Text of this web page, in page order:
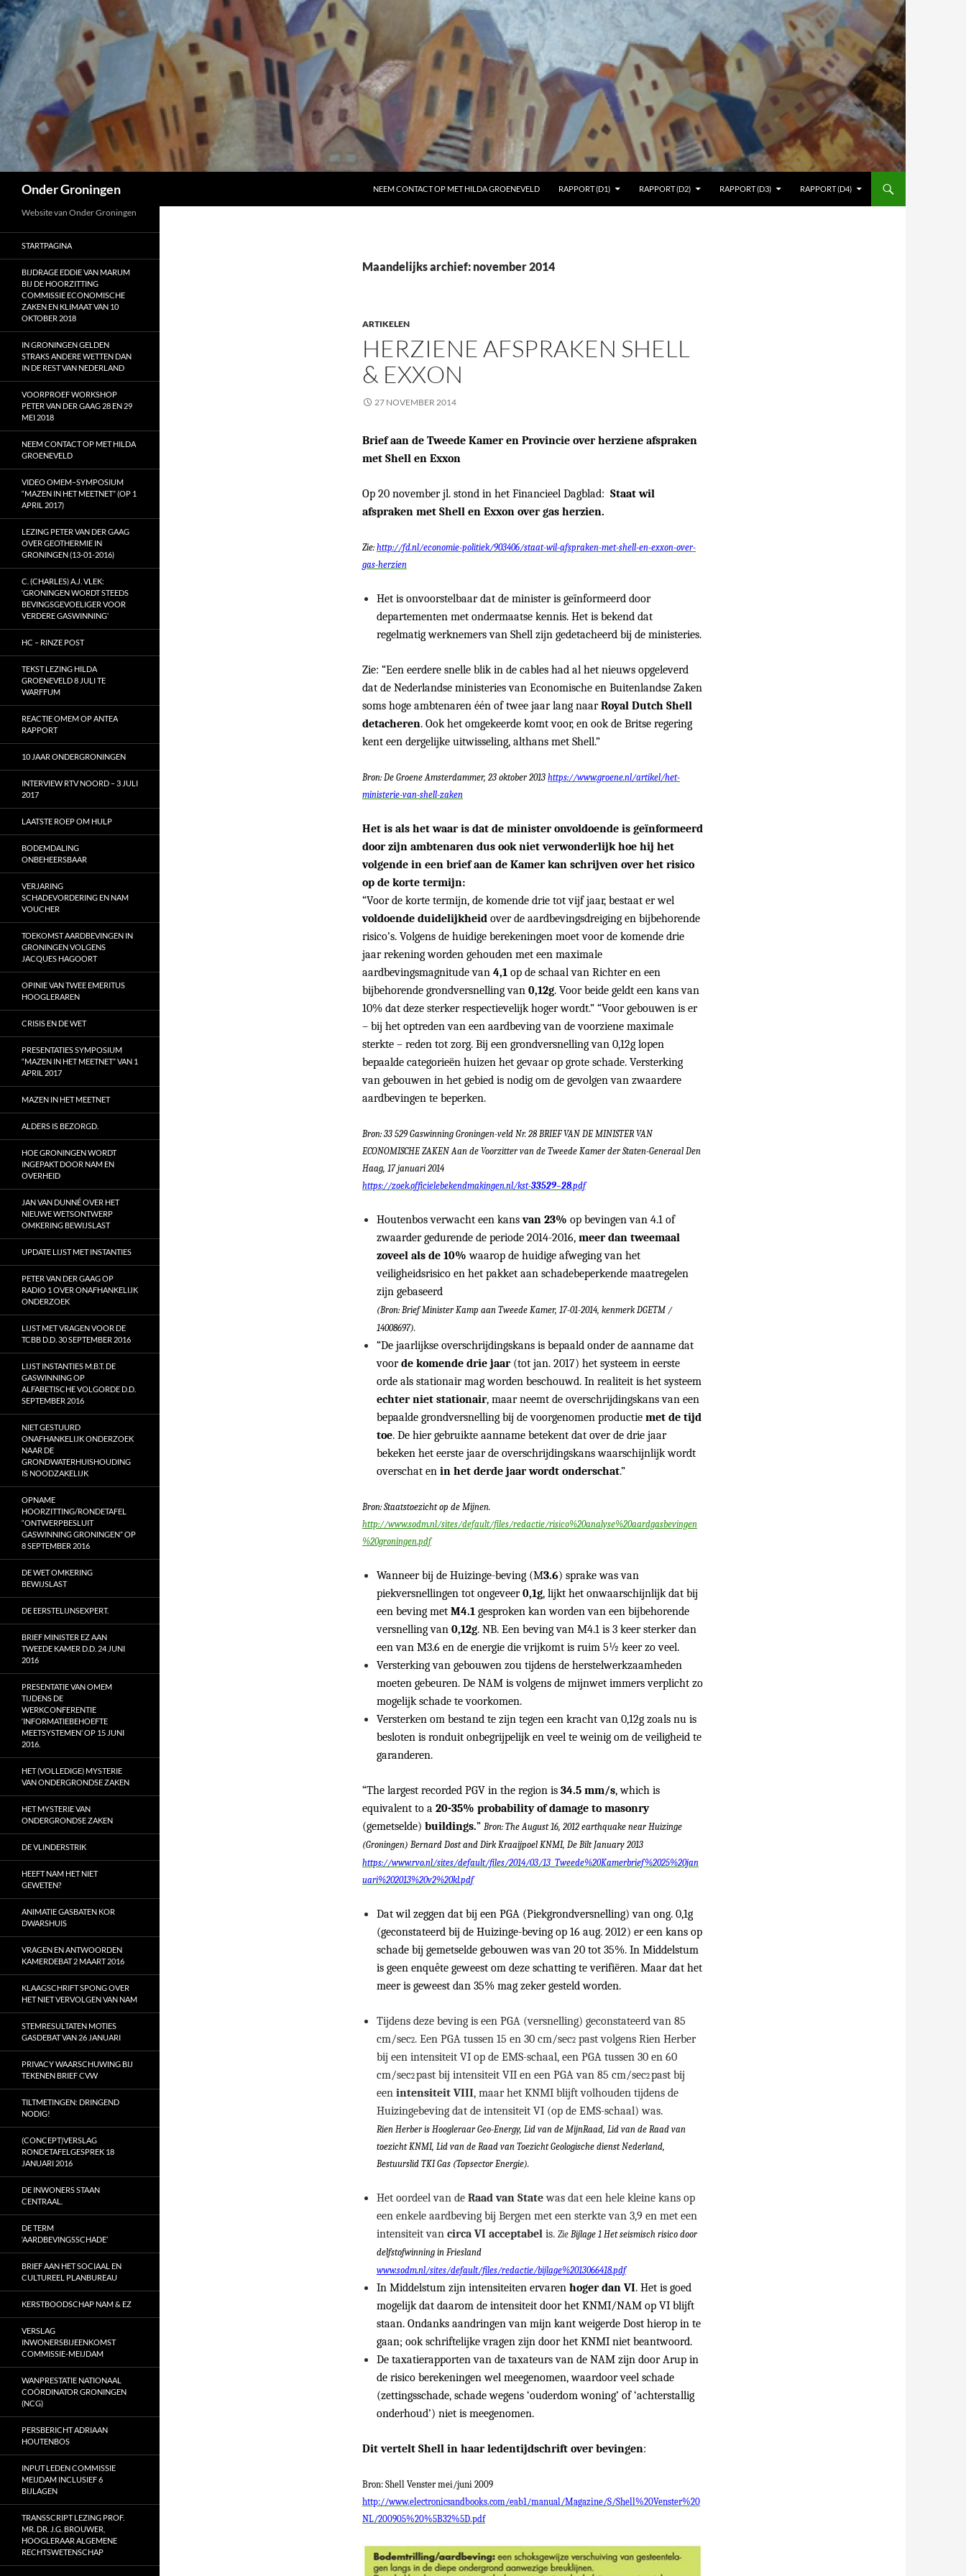
Ga
naar
de
inhoud
Onder Groningen NEEM CONTACT OP MET HILDA GROENEVELD RAPPORT (D1) RAPPORT (D2) RAPPORT (D3) RAPPORT (D4)
Maandelijks archief: november 2014
ARTIKELEN
HERZIENE AFSPRAKEN SHELL
& EXXON
27 NOVEMBER 2014
Brief aan de Tweede Kamer en Provincie over herziene afspraken
met Shell en Exxon
Op 20 november jl. stond in het Financieel Dagblad: Staat wil
afspraken met Shell en Exxon over gas herzien.
Zie: http://fd.nl/economie-politiek/903406/staat-wil-afspraken-met-shell-en-exxon-over-
gas-herzien
Het is onvoorstelbaar dat de minister is geïnformeerd door
departementen met ondermaatse kennis. Het is bekend dat
regelmatig werknemers van Shell zijn gedetacheerd bij de ministeries.
Zie: “Een eerdere snelle blik in de cables had al het nieuws opgeleverd
dat de Nederlandse ministeries van Economische en Buitenlandse Zaken
soms hoge ambtenaren één of twee jaar lang naarRoyal Dutch Shell
detacheren. Ook het omgekeerde komt voor, en ook de Britse regering
kent een dergelijke uitwisseling, althans met Shell.”
Bron: De Groene Amsterdammer, 23 oktober 2013 https://www.groene.nl/artikel/het-
ministerie-van-shell-zaken
Het is als het waar is dat de minister onvoldoende is geïnformeerd
door zijn ambtenaren dus ook niet verwonderlijk hoe hij het
volgende in een brief aan de Kamer kan schrijven over het risico
op de korte termijn:
“Voor de korte termijn, de komende drie tot vijf jaar, bestaat er wel
voldoende duidelijkheid over de aardbevingsdreiging en bijbehorende
risico’s. Volgens de huidige berekeningen moet voor de komende drie
jaar rekening worden gehouden met een maximale
aardbevingsmagnitude van 4,1 op de schaal van Richter en een
bijbehorende grondversnelling van 0,12g. Voor beide geldt een kans van
10% dat deze sterker respectievelijk hoger wordt.” “Voor gebouwen is er
– bij het optreden van een aardbeving van de voorziene maximale
sterkte – reden tot zorg. Bij een grondversnelling van 0,12g lopen
bepaalde categorieën huizen het gevaar op grote schade. Versterking
van gebouwen in het gebied is nodig om de gevolgen van zwaardere
aardbevingen te beperken.
Bron: 33 529 Gaswinning Groningen-veld Nr. 28 BRIEF VAN DE MINISTER VAN
ECONOMISCHE ZAKEN Aan de Voorzitter van de Tweede Kamer der Staten-Generaal Den
Haag, 17 januari 2014
https://zoek.officielebekendmakingen.nl/kst-33529–28.pdf
Houtenbos verwacht een kansvan 23% op bevingen van 4.1 of
zwaarder gedurende de periode 2014-2016, meer dan tweemaal
zoveel als de 10%waarop de huidige afweging van het
veiligheidsrisico en het pakket aan schadebeperkende maatregelen
zijn gebaseerd
(Bron: Brief Minister Kamp aan Tweede Kamer, 17-01-2014, kenmerk DGETM /
14008697).
“De jaarlijkse overschrijdingskans is bepaald onder de aanname dat
voorde komende drie jaar(tot jan. 2017) het systeem in eerste
orde als stationair mag worden beschouwd. In realiteit is het systeem
echter niet stationair, maar neemt de overschrijdingskans van een
bepaalde grondversnelling bij de voorgenomen productie met de tijd
toe. De hier gebruikte aanname betekent dat over de drie jaar
bekeken het eerste jaar de overschrijdingskans waarschijnlijk wordt
overschat en in het derde jaar wordt onderschat.”
Bron: Staatstoezicht op de Mijnen.
http://www.sodm.nl/sites/default/files/redactie/risico%20analyse%20aardgasbevingen
%20groningen.pdf
Wanneer bij de Huizinge-beving (M3.6) sprake was van
piekversnellingen tot ongeveer0,1g, lijkt het onwaarschijnlijk dat bij
een beving met M4.1 gesproken kan worden van een bijbehorende
versnelling van 0,12g. NB. Een beving van M4.1 is 3 keer sterker dan
een van M3.6 en de energie die vrijkomt is ruim 5½ keer zo veel.
Versterking van gebouwen zou tijdens de herstelwerkzaamheden
moeten gebeuren. De NAM is volgens de mijnwet immers verplicht zo
mogelijk schade te voorkomen.
Versterken om bestand te zijn tegen een kracht van 0,12g zoals nu is
besloten is ronduit onbegrijpelijk en veel te weinig om de veiligheid te
garanderen.
“The largest recorded PGV in the region is 34.5 mm/s, which is
equivalent to a 20-35% probability of damage to masonry
(gemetselde) buildings.” Bron: The August 16, 2012 earthquake near Huizinge
(Groningen) Bernard Dost and Dirk Kraaijpoel KNMI, De Bilt January 2013
https://www.rvo.nl/sites/default/files/2014/03/13_Tweede%20Kamerbrief%2025%20jan
uari%202013%20v2%20kl.pdf
Dat wil zeggen dat bij een PGA (Piekgrondversnelling) van ong. 0,1g
(geconstateerd bij de Huizinge-beving op 16 aug. 2012) er een kans op
schade bij gemetselde gebouwen was van 20 tot 35%. In Middelstum
is geen enquête geweest om deze schatting te verifiëren. Maar dat het
meer is geweest dan 35% mag zeker gesteld worden.
Tijdens deze beving is een PGA (versnelling) geconstateerd van 85
cm/sec2. Een PGA tussen 15 en 30 cm/sec2 past volgens Rien Herber
bij een intensiteit VI op de EMS-schaal, een PGA tussen 30 en 60
cm/sec2past bij intensiteit VII en een PGA van 85 cm/sec2past bij
een intensiteit VIII, maar het KNMI blijft volhouden tijdens de
Huizingebeving dat de intensiteit VI (op de EMS-schaal) was.
Rien Herber is Hoogleraar Geo-Energy, Lid van de MijnRaad, Lid van de Raad van
toezicht KNMI, Lid van de Raad van Toezicht Geologische dienst Nederland,
Bestuurslid TKI Gas (Topsector Energie).
Het oordeel van de Raad van Statewas dat een hele kleine kans op
een enkele aardbeving bij Bergen met een sterkte van 3,9 en met een
intensiteit van circa VI acceptabel is. Zie Bijlage 1 Het seismisch risico door
delfstofwinning in Friesland
www.sodm.nl/sites/default/files/redactie/bijlage%2013066418.pdf
In Middelstum zijn intensiteiten ervaren hoger dan VI. Het is goed
mogelijk dat daarom de intensiteit door het KNMI/NAM op VI blijft
staan. Ondanks aandringen van mijn kant weigerde Dost hierop in te
gaan; ook schriftelijke vragen zijn door het KNMI niet beantwoord.
De taxatierapporten van de taxateurs van de NAM zijn door Arup in
de risico berekeningen wel meegenomen, waardoor veel schade
(zettingsschade, schade wegens ‘ouderdom woning’ of ‘achterstallig
onderhoud’) niet is meegenomen.
Dit vertelt Shell in haar ledentijdschrift over bevingen:
Bron: Shell Venster mei/juni 2009
http://www.electronicsandbooks.com/eab1/manual/Magazine/S/Shell%20Venster%20
NL/200905%20%5B32%5D.pdf
Website van Onder Groningen
STARTPAGINA
BIJDRAGE EDDIE VAN MARUM
BIJ DE HOORZITTING
COMMISSIE ECONOMISCHE
ZAKEN EN KLIMAAT VAN 10
OKTOBER 2018
IN GRONINGEN GELDEN
STRAKS ANDERE WETTEN DAN
IN DE REST VAN NEDERLAND
VOORPROEF WORKSHOP
PETER VAN DER GAAG 28 EN 29
MEI 2018
NEEM CONTACT OP MET HILDA
GROENEVELD
VIDEO OMEM–SYMPOSIUM
“MAZEN IN HET MEETNET” (OP 1
APRIL 2017)
LEZING PETER VAN DER GAAG
OVER GEOTHERMIE IN
GRONINGEN (13-01-2016)
C. (CHARLES) A.J. VLEK:
‘GRONINGEN WORDT STEEDS
BEVINGSGEVOELIGER VOOR
VERDERE GASWINNING’
HC – RINZE POST
TEKST LEZING HILDA
GROENEVELD 8 JULI TE
WARFFUM
REACTIE OMEM OP ANTEA
RAPPORT
10 JAAR ONDERGRONINGEN
INTERVIEW RTV NOORD – 3 JULI
2017
LAATSTE ROEP OM HULP
BODEMDALING
ONBEHEERSBAAR
VERJARING
SCHADEVORDERING EN NAM
VOUCHER
TOEKOMST AARDBEVINGEN IN
GRONINGEN VOLGENS
JACQUES HAGOORT
OPINIE VAN TWEE EMERITUS
HOOGLERAREN
CRISIS EN DE WET
PRESENTATIES SYMPOSIUM
“MAZEN IN HET MEETNET” VAN 1
APRIL 2017
MAZEN IN HET MEETNET
ALDERS IS BEZORGD.
HOE GRONINGEN WORDT
INGEPAKT DOOR NAM EN
OVERHEID
JAN VAN DUNNÉ OVER HET
NIEUWE WETSONTWERP
OMKERING BEWIJSLAST
UPDATE LIJST MET INSTANTIES
PETER VAN DER GAAG OP
RADIO 1 OVER ONAFHANKELIJK
ONDERZOEK
LIJST MET VRAGEN VOOR DE
TCBB D.D. 30 SEPTEMBER 2016
LIJST INSTANTIES M.B.T. DE
GASWINNING OP
ALFABETISCHE VOLGORDE D.D.
SEPTEMBER 2016
NIET GESTUURD
ONAFHANKELIJK ONDERZOEK
NAAR DE
GRONDWATERHUISHOUDING
IS NOODZAKELIJK
OPNAME
HOORZITTING/RONDETAFEL
“ONTWERPBESLUIT
GASWINNING GRONINGEN” OP
8 SEPTEMBER 2016
DE WET OMKERING
BEWIJSLAST
DE EERSTELIJNSEXPERT.
BRIEF MINISTER EZ AAN
TWEEDE KAMER D.D. 24 JUNI
2016
PRESENTATIE VAN OMEM
TIJDENS DE
WERKCONFERENTIE
‘INFORMATIEBEHOEFTE
MEETSYSTEMEN’ OP 15 JUNI
2016.
HET (VOLLEDIGE) MYSTERIE
VAN ONDERGRONDSE ZAKEN
HET MYSTERIE VAN
ONDERGRONDSE ZAKEN
DE VLINDERSTRIK
HEEFT NAM HET NIET
GEWETEN?
ANIMATIE GASBATEN KOR
DWARSHUIS
VRAGEN EN ANTWOORDEN
KAMERDEBAT 2 MAART 2016
KLAAGSCHRIFT SPONG OVER
HET NIET VERVOLGEN VAN NAM
STEMRESULTATEN MOTIES
GASDEBAT VAN 26 JANUARI
PRIVACY WAARSCHUWING BIJ
TEKENEN BRIEF CVW
TILTMETINGEN: DRINGEND
NODIG!
(CONCEPT)VERSLAG
RONDETAFELGESPREK 18
JANUARI 2016
DE INWONERS STAAN
CENTRAAL.
DE TERM
‘AARDBEVINGSSCHADE’
BRIEF AAN HET SOCIAAL EN
CULTUREEL PLANBUREAU
KERSTBOODSCHAP NAM & EZ
VERSLAG
INWONERSBIJEENKOMST
COMMISSIE-MEIJDAM
WANPRESTATIE NATIONAAL
COÖRDINATOR GRONINGEN
(NCG)
PERSBERICHT ADRIAAN
HOUTENBOS
INPUT LEDEN COMMISSIE
MEIJDAM INCLUSIEF 6
BIJLAGEN
TRANSSCRIPT LEZING PROF.
MR. DR. J.G. BROUWER,
HOOGLERAAR ALGEMENE
RECHTSWETENSCHAP